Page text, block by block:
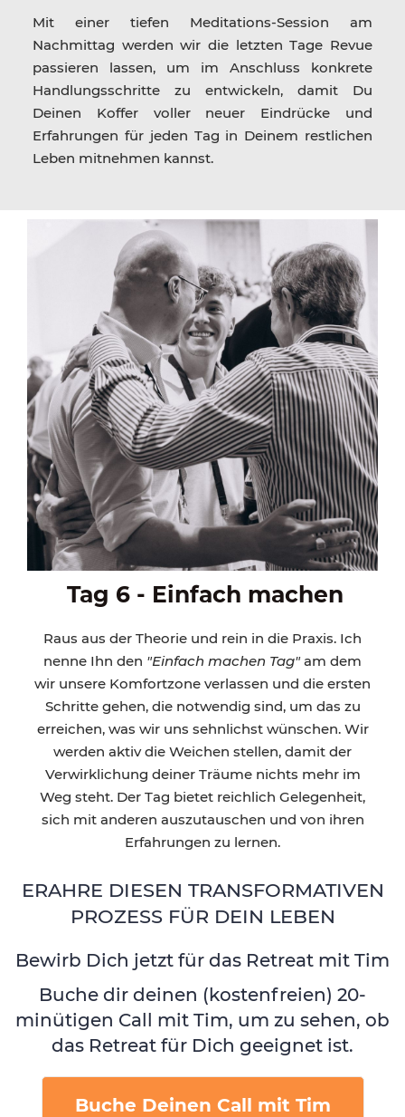
Mit einer tiefen Meditations-Session am
Nachmittag werden wir die letzten Tage Revue
passieren lassen, um im Anschluss konkrete
Handlungsschritte zu entwickeln, damit Du
Deinen Koffer voller neuer Eindrücke und
Erfahrungen für jeden Tag in Deinem restlichen
Leben mitnehmen kannst.
Tag 6 - Einfach machen
Raus aus der Theorie und rein in die Praxis. Ich
nenne Ihn den "Einfach machen Tag"am dem
wir unsere Komfortzone verlassen und die ersten
Schritte gehen, die notwendig sind, um das zu
erreichen, was wir uns sehnlichst wünschen. Wir
werden aktiv die Weichen stellen, damit der
Verwirklichung deiner Träume nichts mehr im
Weg steht. Der Tag bietet reichlich Gelegenheit,
sich mit anderen auszutauschen und von ihren
Erfahrungen zu lernen.
ERAHRE DIESEN TRANSFORMATIVEN
PROZESS FÜR DEIN LEBEN
Bewirb Dich jetzt für das Retreat mit Tim
Buche dir deinen (kostenfreien) 20-
minütigen Call mit Tim, um zu sehen, ob
das Retreat für Dich geeignet ist.
Buche Deinen Call mit Tim